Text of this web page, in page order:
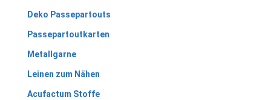
Deko Passepartouts
Passepartoutkarten
Metallgarne
Leinen zum Nähen
Acufactum Stoffe